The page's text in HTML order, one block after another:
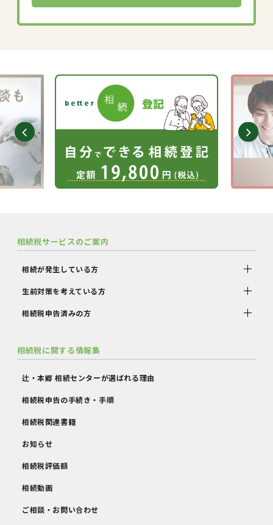
相続税サービスのご案内
相続が発生している方
生前対策を考えている方
相続税申告済みの方
相続税に関する情報集
辻・本郷 相続センターが選ばれる理由
相続税申告の手続き・手順
相続税関連書籍
お知らせ
相続税評価額
相続動画
ご相談・お問い合わせ